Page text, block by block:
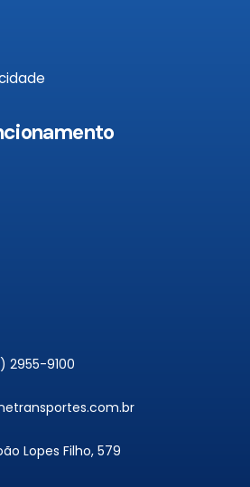
2955-9100
Lopes Filho, 579